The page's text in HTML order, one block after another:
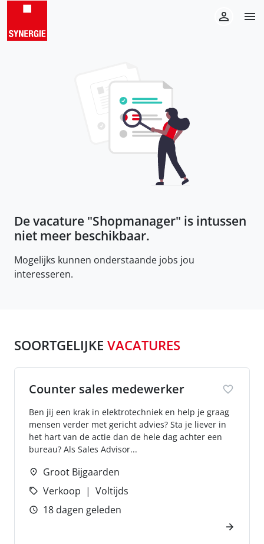
De vacature "Shopmanager" is intussen
niet meer beschikbaar.
Mogelijks kunnen onderstaande jobs jou
interesseren.
SOORTGELIJKE VACATURES
Counter sales medewerker
Ben jij een krak in elektrotechniek en help je graag
mensen verder met gericht advies? Sta je liever in
het hart van de actie dan de hele dag achter een
bureau? Als Sales Advisor...
Groot Bijgaarden
Verkoop
Voltijds
18 dagen geleden